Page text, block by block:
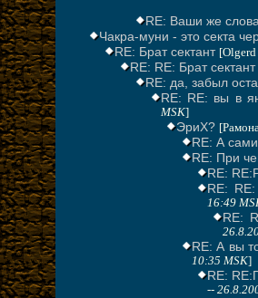
RE: Ваши же
Чакра-муни - это секта
RE: Брат сектант
RE: RE: Брат
RE: да, забыл
RE: RE: вы в
MSK]
ЭриХ?
RE: А
RE: При
RE:
RE:
16:49
RE:
RE: А вы
10:35 MSK]
RE:
--